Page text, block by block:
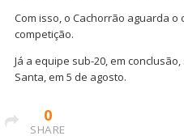
Com isso, o Cachorrão aguarda
competição.
Já a equipe sub-20, em
Santa, em 5 de agosto.
0
SHARE